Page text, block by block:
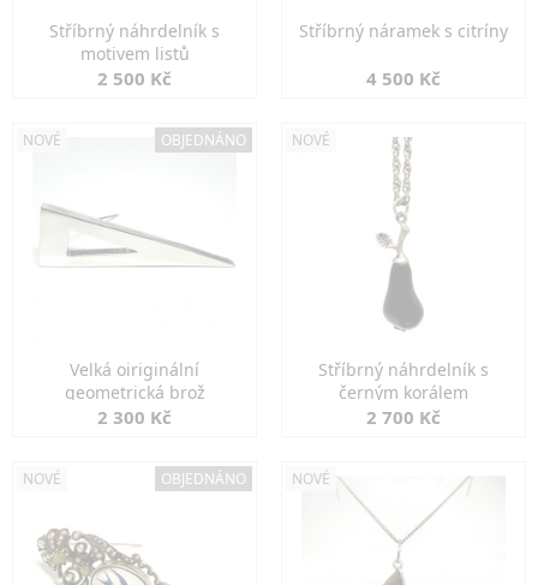
Stříbrný náhrdelník s
motivem listů
2 500 Kč
Stříbrný náramek s citríny
4 500 Kč
NOVÉ OBJEDNÁNO
Velká oiriginální
geometrická brož
2 300 Kč
NOVÉ
Stříbrný náhrdelník s
černým korálem
2 700 Kč
NOVÉ OBJEDNÁNO NOVÉ